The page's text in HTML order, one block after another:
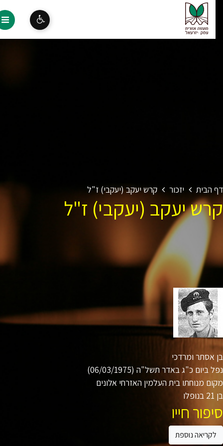
הבית יזכור קרש יעקב (יעקבי) ז"ל
יעקב (יעקבי) ז"ל
אסתר ומרדכי
ביום כ"ג באדר תשל"ה (06/03/1975)
מנוחתו בית העלמין האזרחי אלונים
חייו
נוספת